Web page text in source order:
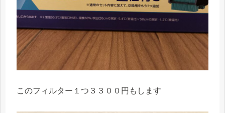
このフィルター１つ３３００円もします